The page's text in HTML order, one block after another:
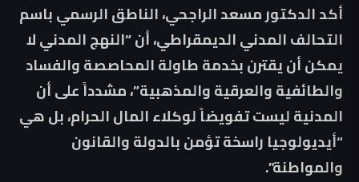
أكد الدكتور مسعد الراجحي، الناطق الرسمي باسم
التحالف المدني الديمقراطي، أن “النهج المدني لا
يمكن أن يقترن بخدمة طاولة المحاصصة والفساد
والطائفية والعرقية والمذهبية”، مشدداً على أن
المدنية ليست تفويضاً لوكلاء المال الحرام، بل هي
“أيديولوجيا راسخة تؤمن بالدولة والقانون
والمواطنة”.